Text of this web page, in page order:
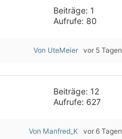
Beiträge: 1
Aufrufe: 80
Von UteMeier vor 5 Tagen
Beiträge: 12
Aufrufe: 627
Von Manfred_K vor 6 Tagen